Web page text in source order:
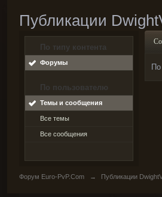
Публикации
По типу контента
Форумы
По пользователю
Темы и сообщения
Все темы
Все сообщения
Форум Euro-PvP.Com → Публикации